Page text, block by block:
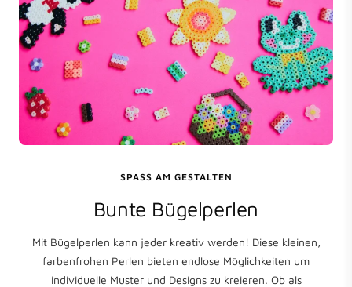
SPASS AM GESTALTEN
Bunte Bügelperlen
Mit Bügelperlen kann jeder kreativ werden! Diese kleinen,
farbenfrohen Perlen bieten endlose Möglichkeiten um
individuelle Muster und Designs zu kreieren. Ob als